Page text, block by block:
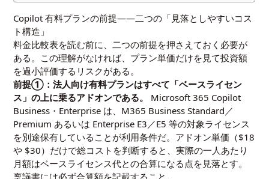
Copilot 有料プランの前提——二つの「見落としやすいコス
ト構造」
料金比較表を読む前に、二つの前提を押さえておく必要が
ある。この理解がなければ、プラン単価だけを見て投資額
を過小評価するリスクがある。
前提①：法人向け有料プランはすべて「ベースライセン
ス」の上に乗るアドオンである。
Microsoft 365 Copilot
Business・Enterprise は、M365 Business Standard／
Premium あるいは Enterprise E3／E5 等の対象ライセンス
を別途保有していることが利用条件だ。アドオン単価（$18
や $30）だけで総コストを判断すると、実際の一人あたり
月額はベースライセンス代との合算になる点を見落とす。